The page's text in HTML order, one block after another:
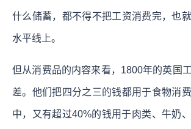
什么储蓄，都不得不把工资消费完，也
水平线上。
但从消费品的内容来看，1800年的英国
差。他们把四分之三的钱都用于食物消
中，又有超过40%的钱用于肉类、牛奶